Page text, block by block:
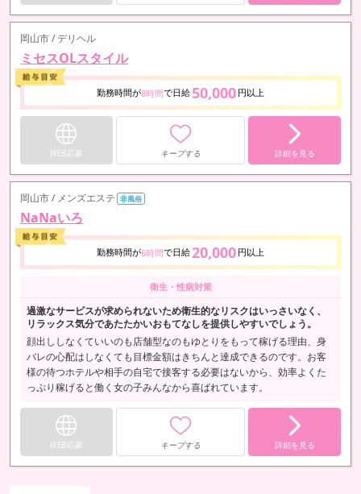
岡山市 / デリヘル
ミセスOLスタイル
勤務時間が8時間で日給 50,000 円以上
WEB応募 キープする 詳細を見る
岡山市 / メンズエステ 非風俗
NaNaいろ
勤務時間が6時間で日給20,000 円以上
衛生・性病対策
過激なサービスが求められないため衛生的なリスクはいっさいなく、
リラックス気分であたたかいおもてなしを提供しやすいでしょう。
顔出ししなくていいのも店舗型なのもゆとりをもって稼げる理由、身
バレの心配はしなくても目標金額はきちんと達成できるのです。お客
様の待つホテルや相手の自宅で接客する必要はないから、効率よくた
っぷり稼げると働く女の子みんなから喜ばれています。
WEB応募 キープする 詳細を見る